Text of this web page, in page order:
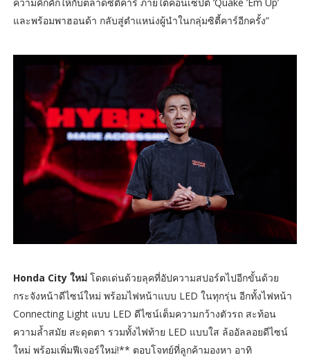
และพร้อมพาฮอนด้า กลับสู่ตำแหน่งผู้นำในกลุ่มซิตี้คาร์อีกครั้ง”
Honda City ใหม่ โดดเด่นด้วยลุคที่อัปความสปอร์ตไปอีกขั้นด้วย
กระจังหน้าดีไซน์ใหม่ พร้อมไฟหน้าแบบ LED ในทุกรุ่น อีกทั้งไฟหน้า
Connecting Light แบบ LED ดีไซน์เต็มความกว้างตัวรถ สะท้อน
ความล้ำสมัย สะดุดตา รวมทั้งไฟท้าย LED แบบใส ล้ออัลลอยดีไซน์
ใหม่ พร้อมเพิ่มฟีเจอร์ใหม่!** ตอบโจทย์ที่ลูกค้ามองหา อาทิ